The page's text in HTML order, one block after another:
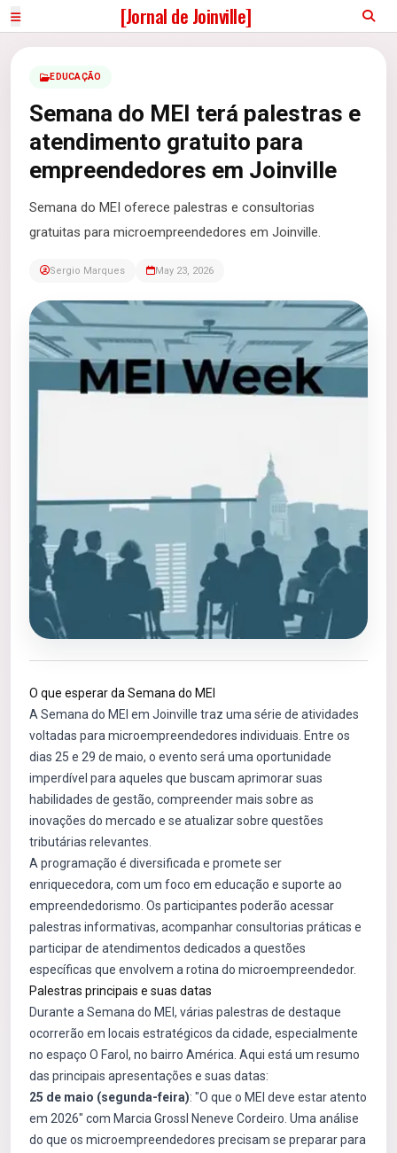
[Jornal de Joinville]
EDUCAÇÃO
Semana do MEI terá palestras e
atendimento gratuito para
empreendedores em Joinville
Semana do MEI oferece palestras e consultorias
gratuitas para microempreendedores em Joinville.
Sergio Marques May 23, 2026
O que esperar da Semana do MEI
A Semana do MEI em Joinville traz uma série de atividades
voltadas para microempreendedores individuais. Entre os
dias 25 e 29 de maio, o evento será uma oportunidade
imperdível para aqueles que buscam aprimorar suas
habilidades de gestão, compreender mais sobre as
inovações do mercado e se atualizar sobre questões
tributárias relevantes.
A programação é diversificada e promete ser
enriquecedora, com um foco em educação e suporte ao
empreendedorismo. Os participantes poderão acessar
palestras informativas, acompanhar consultorias práticas e
participar de atendimentos dedicados a questões
específicas que envolvem a rotina do microempreendedor.
Palestras principais e suas datas
Durante a Semana do MEI, várias palestras de destaque
ocorrerão em locais estratégicos da cidade, especialmente
no espaço O Farol, no bairro América. Aqui está um resumo
das principais apresentações e suas datas:
25 de maio (segunda-feira): "O que o MEI deve estar atento
em 2026" com Marcia Grossl Neneve Cordeiro. Uma análise
do que os microempreendedores precisam se preparar para